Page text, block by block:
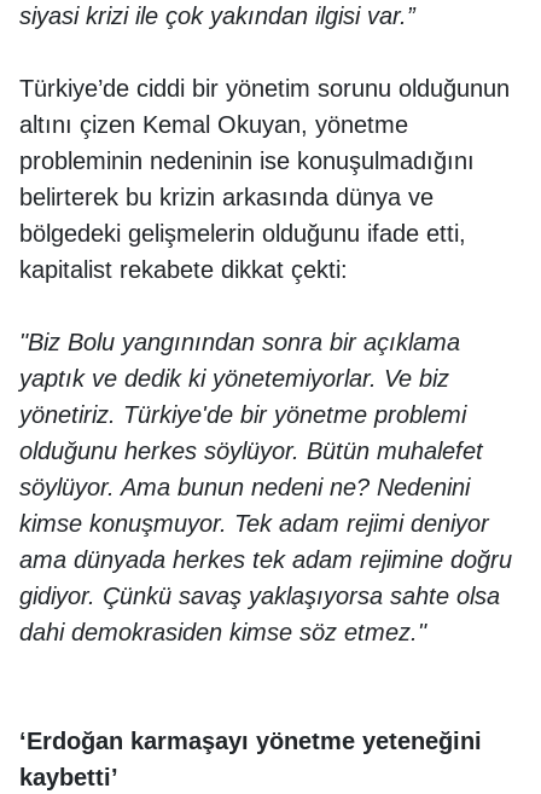
siyasi krizi ile çok yakından ilgisi var.”
Türkiye’de ciddi bir yönetim sorunu olduğunun
altını çizen Kemal Okuyan, yönetme
probleminin nedeninin ise konuşulmadığını
belirterek bu krizin arkasında dünya ve
bölgedeki gelişmelerin olduğunu ifade etti,
kapitalist rekabete dikkat çekti:
"Biz Bolu yangınından sonra bir açıklama
yaptık ve dedik ki yönetemiyorlar. Ve biz
yönetiriz. Türkiye'de bir yönetme problemi
olduğunu herkes söylüyor. Bütün muhalefet
söylüyor. Ama bunun nedeni ne? Nedenini
kimse konuşmuyor. Tek adam rejimi deniyor
ama dünyada herkes tek adam rejimine doğru
gidiyor. Çünkü savaş yaklaşıyorsa sahte olsa
dahi demokrasiden kimse söz etmez."
‘Erdoğan karmaşayı yönetme yeteneğini
kaybetti’